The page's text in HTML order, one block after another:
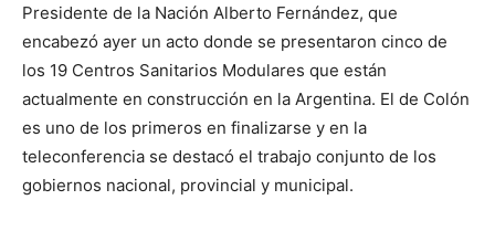
Presidente de la Nación Alberto Fernández, que
encabezó ayer un acto donde se presentaron cinco de
los 19 Centros Sanitarios Modulares que están
actualmente en construcción en la Argentina. El de Colón
es uno de los primeros en finalizarse y en la
teleconferencia se destacó el trabajo conjunto de los
gobiernos nacional, provincial y municipal.